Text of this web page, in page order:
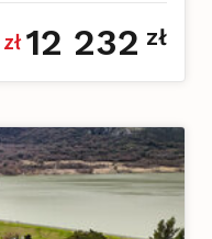
zł 12 232 zł